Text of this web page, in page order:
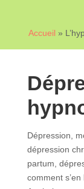
Accueil »
Dépression,
dépression
partum,
comment